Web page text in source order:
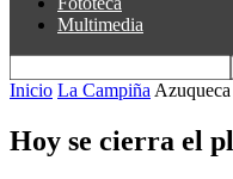
Multimedia
Inicio La Campiña Azuqueca
Hoy se cierra el